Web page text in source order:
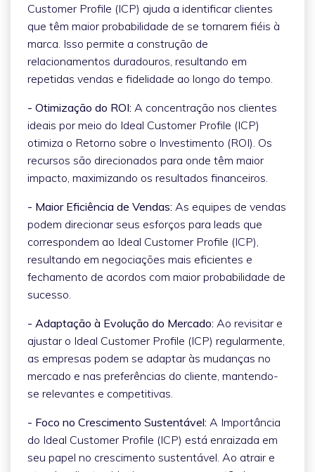
Customer Profile (ICP) ajuda a identificar clientes
que têm maior probabilidade de se tornarem fiéis à
marca. Isso permite a construção de
relacionamentos duradouros, resultando em
repetidas vendas e fidelidade ao longo do tempo.
- Otimização do ROI: A concentração nos clientes
ideais por meio do Ideal Customer Profile (ICP)
otimiza o Retorno sobre o Investimento (ROI). Os
recursos são direcionados para onde têm maior
impacto, maximizando os resultados financeiros.
- Maior Eficiência de Vendas: As equipes de vendas
podem direcionar seus esforços para leads que
correspondem ao Ideal Customer Profile (ICP),
resultando em negociações mais eficientes e
fechamento de acordos com maior probabilidade de
sucesso.
- Adaptação à Evolução do Mercado: Ao revisitar e
ajustar o Ideal Customer Profile (ICP) regularmente,
as empresas podem se adaptar às mudanças no
mercado e nas preferências do cliente, mantendo-
se relevantes e competitivas.
- Foco no Crescimento Sustentável: A Importância
do Ideal Customer Profile (ICP) está enraizada em
seu papel no crescimento sustentável. Ao atrair e